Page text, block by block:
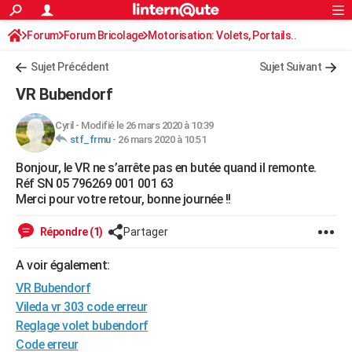
ACTUALITÉS
Politique
Société
Faits Divers
Education
Monde
Villes
+
FINANCE
Retraite
Impôts
Epargne
Immobilier
Risques naturels par ville
Banque
Assurance
Crédit
AUTO
Essais
Réserver un essai
Citadines
Berlines
SUV
Forum auto
+HIGH-TECH
Mobiles
Meilleur smartphone
Internet
Ordinateurs
Jeux vidéo
Guide high-tech
+
Forum
Aménagement intérieur
Extérieur
Cuisine
Salle de bains
Jardinage
Rangement
WEEK-END
Guides de France
Escapades
Patrimoine
Expositions
Musées
Week-end nature
+LIFESTYLE
Art de vivre
Bien-être
Loisirs
Mode
Modes de vie
SANTE
Alimentation
Guide de la santé
Maladies
Médicaments
Sommeil
VOYAGE
Rechercher
S'inscrire
Connexion
Forum Forum Bricolage Motorisation: Volets, Portails..
Sujet Précédent Sujet Suivant
VR Bubendorf
Cyril - Modifié le 26 mars 2020 à 10:39
stf_frmu- 26 mars 2020 à 10:51
Bonjour, le VR ne s’arrête pas en butée quand il remonte.
Réf SN 05 796269 001 001 63
Merci pour votre retour, bonne journée !!
Répondre (1) Partager
A voir également:
VR Bubendorf
Vileda vr 303 code erreur
Reglage volet bubendorf
Code erreur